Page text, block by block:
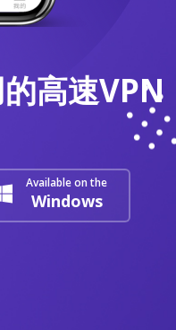
高速VPN
Available on the
Windows